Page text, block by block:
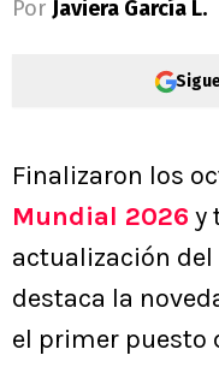
Por Javiera García L.
Finalizaron los
Mundial 2026 y
actualización del
destaca la
el primer puesto